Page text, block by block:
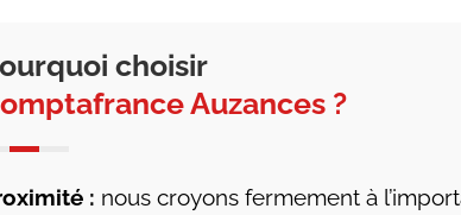
choisir
Auzances ?
: nous croyons fermement à